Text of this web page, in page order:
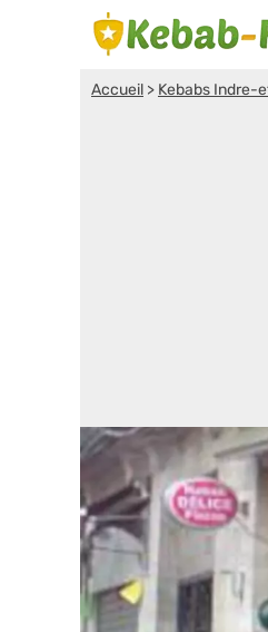
Accueil > Kebabs Indre-